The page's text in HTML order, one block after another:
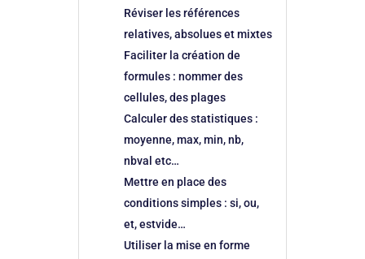
Réviser les références
relatives, absolues et mixtes
Faciliter la création de
formules : nommer des
cellules, des plages
Calculer des statistiques :
moyenne, max, min, nb,
nbval etc…
Mettre en place des
conditions simples : si, ou,
et, estvide…
Utiliser la mise en forme